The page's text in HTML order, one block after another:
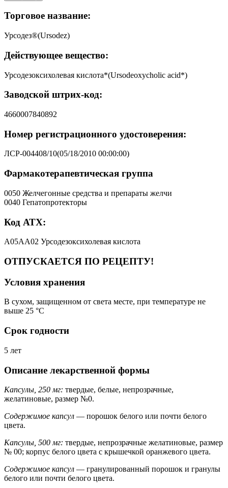
Торговое название:
Урсодез®(Ursodez)
Действующее вещество:
Урсодезоксихолевая кислота*(Ursodeoxycholic acid*)
Заводской штрих-код:
4660007840892
Номер регистрационного удостоверения:
ЛСР-004408/10(05/18/2010 00:00:00)
Фармакотерапевтическая группа
0050 Желчегонные средства и препараты желчи
0040 Гепатопротекторы
Код АТХ:
A05AA02 Урсодезоксихолевая кислота
ОТПУСКАЕТСЯ ПО РЕЦЕПТУ!
Условия хранения
В сухом, защищенном от света месте, при температуре не
выше 25 °C
Срок годности
5 лет
Описание лекарственной формы
Капсулы, 250 мг: твердые, белые, непрозрачные,
желатиновые, размер №0.
Содержимое капсул — порошок белого или почти белого
цвета.
Капсулы, 500 мг: твердые, непрозрачные желатиновые, размер
№ 00; корпус белого цвета с крышечкой оранжевого цвета.
Содержимое капсул — гранулированный порошок и гранулы
белого или почти белого цвета.